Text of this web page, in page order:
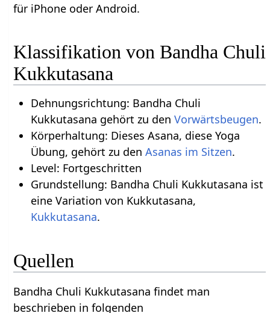
für iPhone oder Android.
Klassifikation von Bandha Chuli
Kukkutasana
Dehnungsrichtung: Bandha Chuli
Kukkutasana gehört zu den Vorwärtsbeugen.
Körperhaltung: Dieses Asana, diese Yoga
Übung, gehört zu den Asanas im Sitzen.
Level: Fortgeschritten
Grundstellung: Bandha Chuli Kukkutasana ist
eine Variation von Kukkutasana,
Kukkutasana.
Quellen
Bandha Chuli Kukkutasana findet man
beschrieben in folgenden